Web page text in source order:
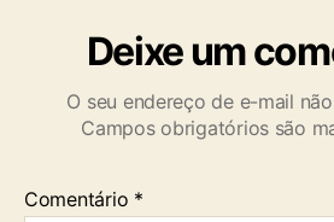
Deixe um
O seu endereço de e-mail
Campos obrigatórios são
Comentário *